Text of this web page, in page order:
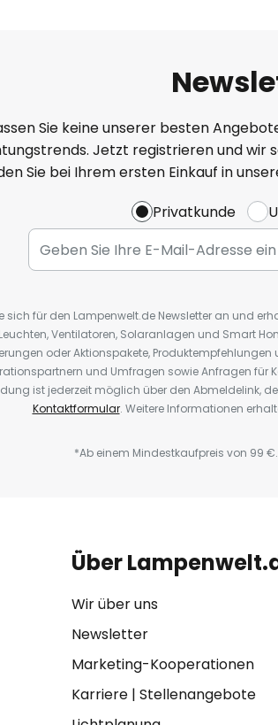
Sie keine unserer besten
Jetzt registrieren und wir
Sie bei Ihrem ersten Einkauf in
Privatkunde
sich für den Lampenwelt.de Newsletter an und
Ventilatoren, Solaranlagen und Smart
oder Aktionspakete,
und Umfragen sowie Anfragen für
ist jederzeit möglich über den Abmeldelink,
Kontaktformular. Weitere Informationen
*Ab einem Mindestkaufpreis von 99
Über
Wir über uns
Newsletter
Marketing-Kooperationen
Karriere| Stellenangebote